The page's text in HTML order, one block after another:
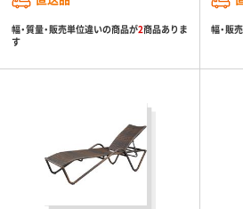
幅・質量・販売単位違いの商品が2商品ありま
す
幅・販